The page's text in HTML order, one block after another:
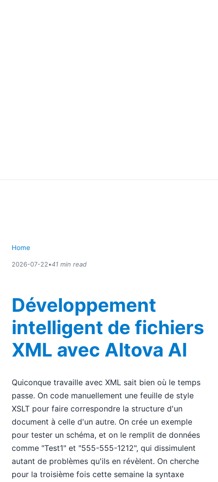
Home
2026-07-22•41 min read
Développement
intelligent de fichiers
XML avec Altova AI
Quiconque travaille avec XML sait bien où le temps
passe. On code manuellement une feuille de style
XSLT pour faire correspondre la structure d'un
document à celle d'un autre. On crée un exemple
pour tester un schéma, et on le remplit de données
comme "Test1" et "555-555-1212", qui dissimulent
autant de problèmes qu'ils en révèlent. On cherche
pour la troisième fois cette semaine la syntaxe